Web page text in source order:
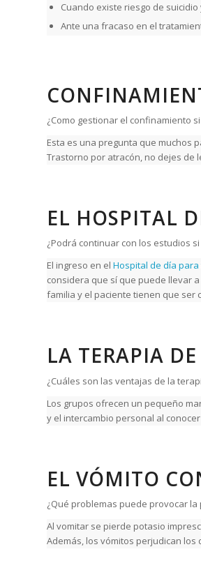
Cuando existe riesgo de
Ante una fracaso en el
¿Como gestionar el confinamiento si
Esta es una pregunta que muchos
Trastorno por atracón, no dejes de
EL HOSPITAL
¿Podrá continuar con los estudios
El ingreso en el Hospital de día
considera que sí que puede llevar
familia y el paciente tienen que ser
LA TERAPIA
¿Cuáles son las ventajas de la
Los grupos ofrecen un pequeño
y el intercambio personal al
EL VÓMITO
¿Qué problemas puede provocar
Al vomitar se pierde potasio
Además, los vómitos perjudican